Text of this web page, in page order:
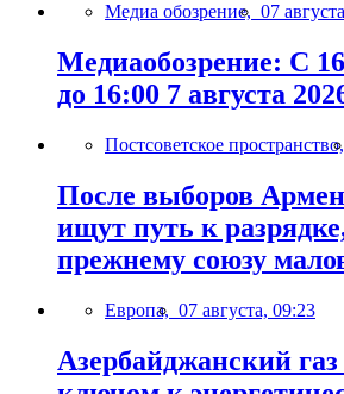
Медиа обозрение, 07
Медиаобозрение: С
до 16:00 7 августа
Постсоветское пространство,
После выборов
ищут путь к
прежнему союзу
Европа, 07 августа, 09:23
Азербайджанский газ